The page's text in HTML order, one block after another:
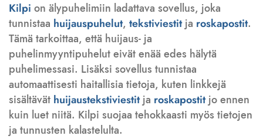
Kilpi on älypuhelimiin ladattava sovellus, joka
tunnistaa huijauspuhelut, tekstiviestitja roskapostit.
Tämä tarkoittaa, että huijaus- ja
puhelinmyyntipuhelut eivät enää edes hälytä
puhelimessasi. Lisäksi sovellus tunnistaa
automaattisesti haitallisia tietoja, kuten linkkejä
sisältävät huijaustekstiviestitja roskapostitjo ennen
kuin luet niitä. Kilpi suojaa tehokkaasti myös tietojen
ja tunnusten kalastelulta.